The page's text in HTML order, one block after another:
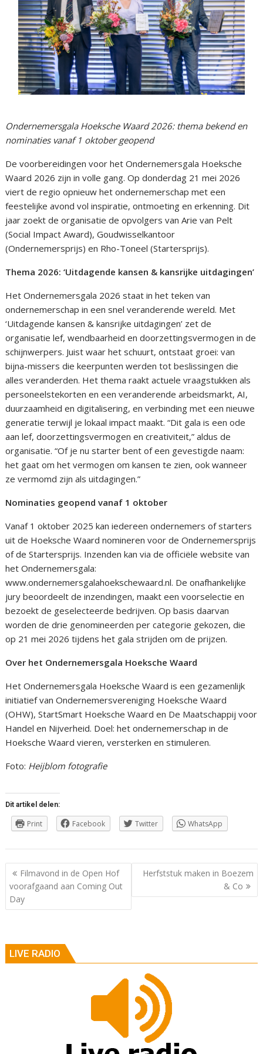
Ondernemersgala Hoeksche Waard 2026: thema bekend en
nominaties vanaf 1 oktober geopend
De voorbereidingen voor het Ondernemersgala Hoeksche
Waard 2026 zijn in volle gang. Op donderdag 21 mei 2026
viert de regio opnieuw het ondernemerschap met een
feestelijke avond vol inspiratie, ontmoeting en erkenning. Dit
jaar zoekt de organisatie de opvolgers van Arie van Pelt
(Social Impact Award), Goudwisselkantoor
(Ondernemersprijs) en Rho-Toneel (Startersprijs).
Thema 2026: ‘Uitdagende kansen & kansrijke uitdagingen’
Het Ondernemersgala 2026 staat in het teken van
ondernemerschap in een snel veranderende wereld. Met
‘Uitdagende kansen & kansrijke uitdagingen’ zet de
organisatie lef, wendbaarheid en doorzettingsvermogen in de
schijnwerpers. Juist waar het schuurt, ontstaat groei: van
bijna-missers die keerpunten werden tot beslissingen die
alles veranderden. Het thema raakt actuele vraagstukken als
personeelstekorten en een veranderende arbeidsmarkt, AI,
duurzaamheid en digitalisering, en verbinding met een nieuwe
generatie terwijl je lokaal impact maakt. “Dit gala is een ode
aan lef, doorzettingsvermogen en creativiteit,” aldus de
organisatie. “Of je nu starter bent of een gevestigde naam:
het gaat om het vermogen om kansen te zien, ook wanneer
ze vermomd zijn als uitdagingen.”
Nominaties geopend vanaf 1 oktober
Vanaf 1 oktober 2025 kan iedereen ondernemers of starters
uit de Hoeksche Waard nomineren voor de Ondernemersprijs
of de Startersprijs. Inzenden kan via de officiële website van
het Ondernemersgala:
www.ondernemersgalahoekschewaard.nl. De onafhankelijke
jury beoordeelt de inzendingen, maakt een voorselectie en
bezoekt de geselecteerde bedrijven. Op basis daarvan
worden de drie genomineerden per categorie gekozen, die
op 21 mei 2026 tijdens het gala strijden om de prijzen.
Over het Ondernemersgala Hoeksche Waard
Het Ondernemersgala Hoeksche Waard is een gezamenlijk
initiatief van Ondernemersvereniging Hoeksche Waard
(OHW), StartSmart Hoeksche Waard en De Maatschappij voor
Handel en Nijverheid. Doel: het ondernemerschap in de
Hoeksche Waard vieren, versterken en stimuleren.
Foto: Heijblom fotografie
Dit artikel delen:
Print Facebook Twitter WhatsApp
Berichtnavigatie
Filmavond in de Open Hof
voorafgaand aan Coming Out
Day
Herfststuk maken in Boezem
& Co
LIVE RADIO